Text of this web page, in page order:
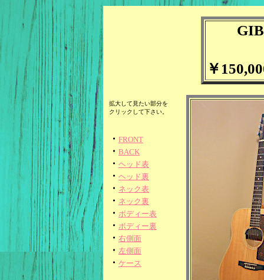
￥
拡大して見たい部分を
クリックして下さい。
・ FRONT
・ BACK
・ ヘッド表
・ ヘッド裏
・ ネック表
・ ネック裏
・ ボディー表
・ ボディー裏
・ 右側面
・ 左側面
・ ケース